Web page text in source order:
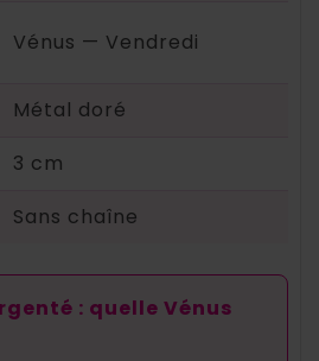
Vénus — Vendredi
Métal doré
3 cm
Sans chaîne
: quelle Vénus